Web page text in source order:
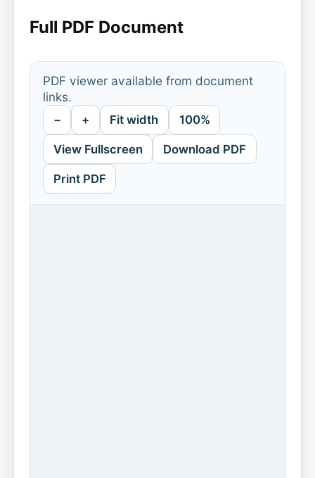
Full PDF Document
PDF viewer available from document
links.
− + Fit width 100%
View Fullscreen Download PDF
Print PDF